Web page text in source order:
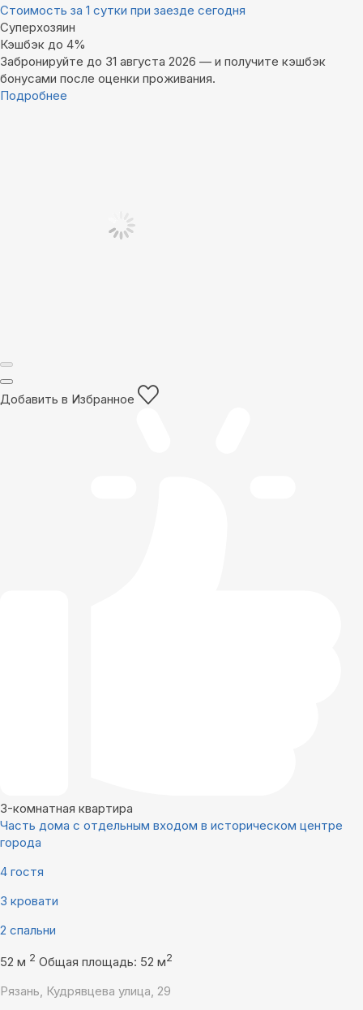
Стоимость за 1 сутки при заезде сегодня
Суперхозяин
Кэшбэк до 4%
Забронируйте до 31 августа 2026 — и получите кэшбэк
бонусами после оценки проживания.
Подробнее
Добавить в Избранное
3-комнатная квартира
Часть дома с отдельным входом в историческом центре
города
4 гостя
3 кровати
2 спальни
52 м 2 Общая площадь: 52 м2
Рязань, Кудрявцева улица, 29